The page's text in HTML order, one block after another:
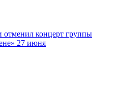
отменил концерт группы
27 июня